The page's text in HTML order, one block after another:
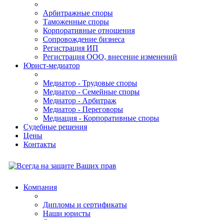
Арбитражные споры
Таможенные споры
Корпоративные отношения
Сопровождение бизнеса
Регистрация ИП
Регистрация ООО, внесение изменений
Юрист-медиатор
Медиатор - Трудовые споры
Медиатор - Семейные споры
Медиатор - Арбитраж
Медиатор - Переговоры
Медиация - Корпоративные споры
Судебные решения
Цены
Контакты
Компания
Дипломы и сертификаты
Наши юристы